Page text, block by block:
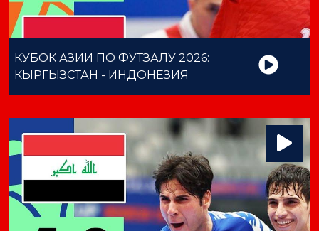
КУБОК АЗИИ ПО ФУТЗАЛУ 2026:
КЫРГЫЗСТАН - ИНДОНЕЗИЯ